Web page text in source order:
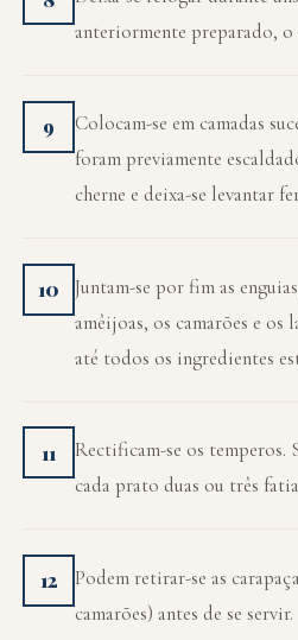
anteriormente preparado,
9
Colocam-se em camadas
foram previamente
cherne e deixa-se levantar
10
Juntam-se por fim as
amêijoas, os camarões e os
até todos os ingredientes
11
Rectificam-se os temperos.
cada prato duas ou três
12
Podem retirar-se as
camarões) antes de se servir.